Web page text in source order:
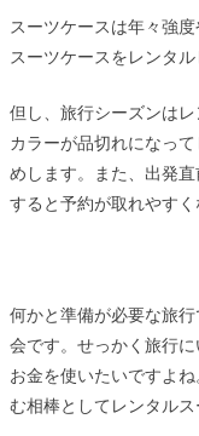
スーツケースは年々強
スーツケースをレンタ
但し、旅行シーズンは
カラーが品切れになっ
めします。また、出発
すると予約が取れやすく
何かと準備が必要な旅
会です。せっかく旅行
お金を使いたいですよ
む相棒としてレンタルス